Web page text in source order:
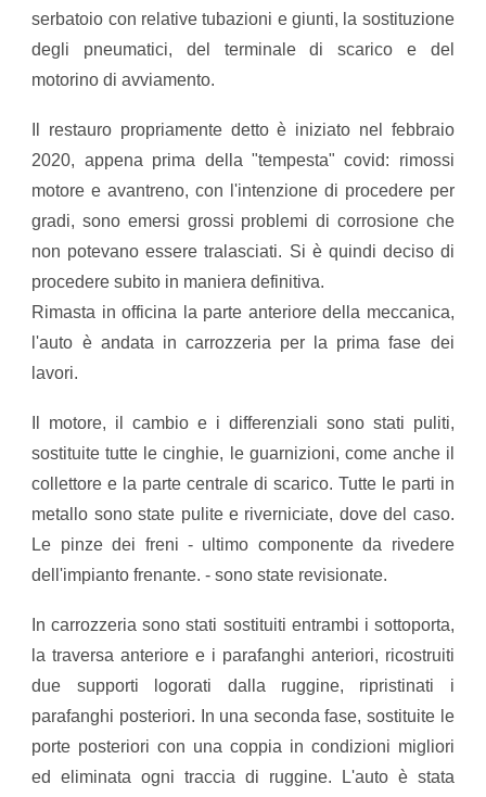
serbatoio con relative tubazioni e giunti, la sostituzione
degli pneumatici, del terminale di scarico e del
motorino di avviamento.
​Il restauro propriamente detto è iniziato nel febbraio
2020, appena prima della "tempesta" covid: rimossi
motore e avantreno, con l'intenzione di procedere per
gradi, sono emersi grossi problemi di corrosione che
non potevano essere tralasciati. Si è quindi deciso di
procedere subito in maniera definitiva.
Rimasta in officina la parte anteriore della meccanica,
l'auto è andata in carrozzeria per la prima fase dei
lavori.
​Il motore, il cambio e i differenziali sono stati puliti,
sostituite tutte le cinghie, le guarnizioni, come anche il
collettore e la parte centrale di scarico. Tutte le parti in
metallo sono state pulite e riverniciate, dove del caso.
Le pinze dei freni - ultimo componente da rivedere
dell'impianto frenante. - sono state revisionate.
​In carrozzeria sono stati sostituiti entrambi i sottoporta,
la traversa anteriore e i parafanghi anteriori, ricostruiti
due supporti logorati dalla ruggine, ripristinati i
parafanghi posteriori. In una seconda fase, sostituite le
porte posteriori con una coppia in condizioni migliori
ed eliminata ogni traccia di ruggine. L'auto è stata